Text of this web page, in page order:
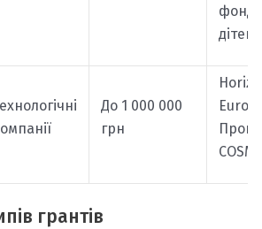
фонд
дітей
До 1 000 000
грн
грантів